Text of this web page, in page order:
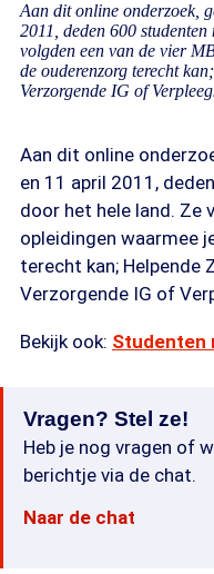
Aan dit online onderzoek,
2011, deden 600
volgden een van de vier
de ouderenzorg terecht
Verzorgende IG of
Aan dit online
en 11 april 2011,
door het hele land. Ze
opleidingen waarmee
terecht kan; Helpende
Verzorgende IG of
Bekijk ook: Studenten
Vragen? Stel ze!
Heb je nog vragen of
berichtje via de chat.
Naar de chat